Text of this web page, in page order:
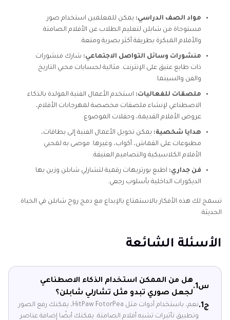
مواد الصف الدراسي: يمكن للمعلمين استخدام صور
مستوحاة من شابلن لتعليم الطلاب عن الأفلام الصامتة
والأفلام المبكرة بطريقة أكثر بصرية ومتعة.
منشورات وسائل التواصل الاجتماعي: شارك منشورات
ذات طابع عتيق على الإنترنت. مثالية لحسابات محبي التاريخ
والفن والسينما.
ملصقات للفعاليات: استخدم الأعمال الفنية المولدة بالذكاء
الاصطناعي لإنشاء ملصقات مخصصة لمهرجانات الأفلام،
عروض الأفلام القديمة، وحفلات الموضوع.
هدايا شخصية: يمكن تحويل الأعمال الفنية إلى بطاقات،
مطبوعات على القماش، أكواب، وغيرها. موصى به لمحبي
الأفلام الكلاسيكية والتصاميم العتيقة.
فن جداري: اطبع بورتريهات رقمية لتشارلي شابلن وزين بها
الديكورات الداخلية بأسلوب رجعي.
تسمح لك هذه الأفكار بالاستمتاع بالإبداع مع دمج روح شابلن في الحياة
الحديثة.
الأسئلة الشائعة
س1.
هل من الممكن استخدام الذكاء الاصطناعي
لجعل صوري تبدو مثل تشارلي شابلن؟
ج1.
نعم، باستخدام أدوات مثل HitPaw FotorPea، يمكنك رفع الصور
وتطبيق تأثيرات تشبه أفلام الصامتة. يمكنك أيضًا إضافة عناصر